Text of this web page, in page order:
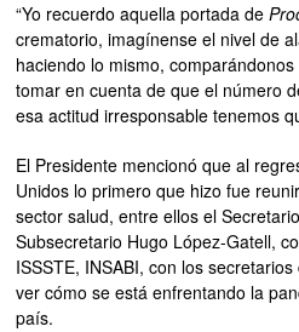
“Yo recuerdo aquella portada de
crematorio, imagínense el nivel de
haciendo lo mismo,
tomar en cuenta de que el número
esa actitud irresponsable tenemos
El Presidente mencionó que al
Unidos lo primero que hizo fue
sector salud, entre ellos el
Subsecretario Hugo López-Gatell,
ISSSTE, INSABI, con los
ver cómo se está enfrentando la
país.